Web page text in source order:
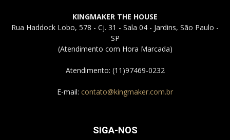
SP
KINGMAKER THE HOUSE
Rua Haddock Lobo, 578 - Cj. 31 - Sala 04 - Jardins, São Paulo -
SP
(Atendimento com Hora Marcada)
Atendimento: (11)97469-0232
E-mail: contato@kingmaker.com.br
SIGA-NOS